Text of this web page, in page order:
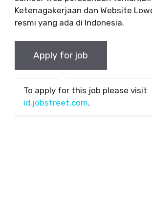
Ketenagakerjaan dan Website
resmi yang ada di Indonesia.
To apply for this job please visit
id.jobstreet.com.